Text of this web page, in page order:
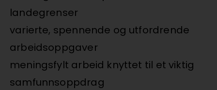
landegrenser
varierte, spennende og utfordrende
arbeidsoppgaver
meningsfylt arbeid knyttet til et viktig
samfunnsoppdrag